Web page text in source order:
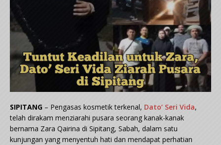
SIPITANG – Pengasas kosmetik terkenal, Dato’ Seri Vida,
telah dirakam menziarahi pusara seorang kanak-kanak
bernama Zara Qairina di Sipitang, Sabah, dalam satu
kunjungan yang menyentuh hati dan mendapat perhatian